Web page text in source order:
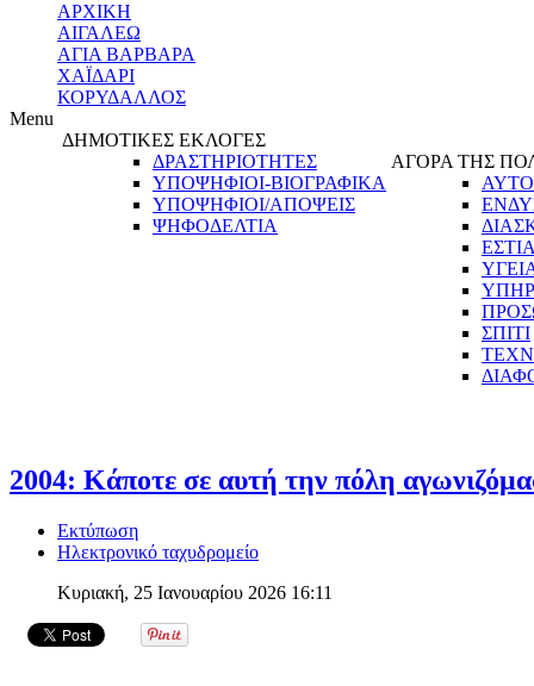
ΑΡΧΙΚΗ
ΑΙΓΑΛΕΩ
ΑΓΙΑ ΒΑΡΒΑΡΑ
ΧΑΪΔΑΡΙ
ΚΟΡΥΔΑΛΛΟΣ
Menu
ΔΗΜΟΤΙΚΕΣ ΕΚΛΟΓΕΣ
ΔΡΑΣΤΗΡΙΟΤΗΤΕΣ
ΥΠΟΨΗΦΙΟΙ-ΒΙΟΓΡΑΦΙΚΑ
ΥΠΟΨΗΦΙΟΙ/ΑΠΟΨΕΙΣ
ΨΗΦΟΔΕΛΤΙΑ
ΑΓΟΡΑ ΤΗΣ
ΣΠΙΤΙ
2004: Κάποτε σε αυτή την πόλη
Εκτύπωση
Ηλεκτρονικό ταχυδρομείο
Κυριακή, 25 Ιανουαρίου 2026 16:11